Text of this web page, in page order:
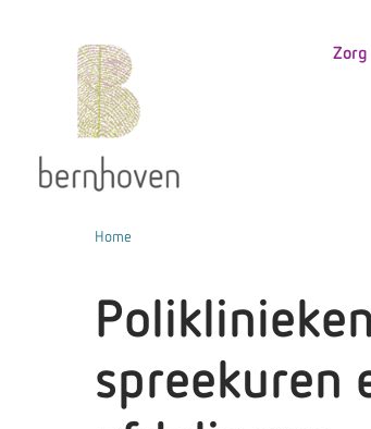
Zorg
Home
spreekuren